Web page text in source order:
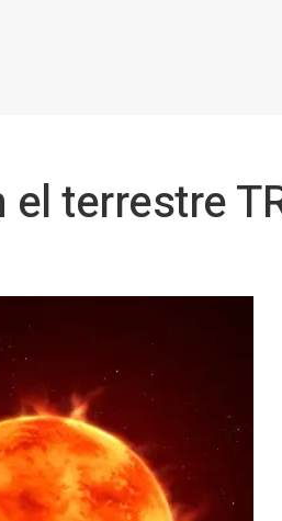
terrestre